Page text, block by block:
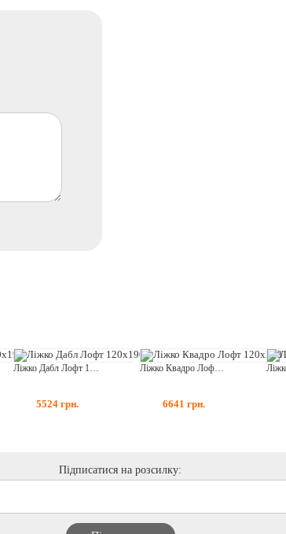
5524 грн. 6641 грн.
Підписатися на розсилку: